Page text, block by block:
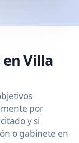
Villa
por
y si
o gabinete en